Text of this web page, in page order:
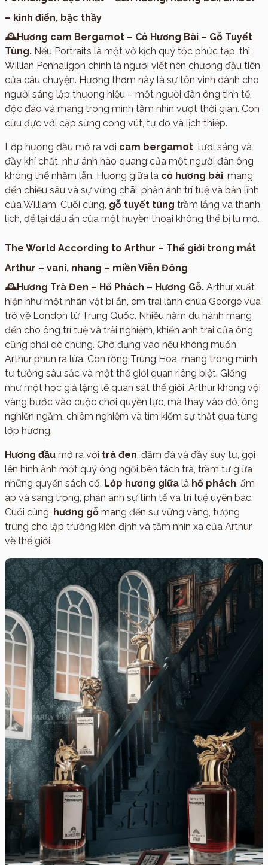
– kinh điển, bậc thầy
🕰️Hương cam Bergamot – Cỏ Hương Bài – Gỗ Tuyết
Tùng. Nếu Portraits là một vở kịch quý tộc phức tạp, thì
Willian Penhaligon chính là người viết nên chương đầu tiên
của câu chuyện. Hương thơm này là sự tôn vinh dành cho
người sáng lập thương hiệu – một người đàn ông tinh tế,
độc đáo và mang trong mình tầm nhìn vượt thời gian. Con
cừu đực với cặp sừng cong vút, tự do và lịch thiệp.
Lớp hương đầu mở ra với cam bergamot, tươi sáng và
đầy khí chất, như ánh hào quang của một người đàn ông
không thể nhầm lẫn. Hương giữa là cỏ hương bài, mang
đến chiều sâu và sự vững chãi, phản ánh trí tuệ và bản lĩnh
của William. Cuối cùng, gỗ tuyết tùng trầm lắng và thanh
lịch, để lại dấu ấn của một huyền thoại không thể bị lu mờ.
The World According to Arthur – Thế giới trong mắt
Arthur – vani, nhang – miền Viễn Đông
🕰️Hương Trà Đen – Hổ Phách – Hương Gỗ. Arthur xuất
hiện như một nhân vật bí ẩn, em trai lãnh chúa George vừa
trở về London từ Trung Quốc. Nhiều năm du hành mang
đến cho ông trí tuệ và trải nghiệm, khiến anh trai của ông
cũng phải dè chừng. Chớ đụng vào nếu không muốn
Arthur phun ra lửa. Con rồng Trung Hoa, mang trong mình
tư tưởng sâu sắc và một thế giới quan riêng biệt. Giống
như một học giả lặng lẽ quan sát thế giới, Arthur không vội
vàng bước vào cuộc chơi quyền lực, mà thay vào đó, ông
nghiền ngẫm, chiêm nghiệm và tìm kiếm sự thật qua từng
lớp hương.
Hương đầu mở ra với trà đen, đậm đà và đầy suy tư, gợi
lên hình ảnh một quý ông ngồi bên tách trà, trầm tư giữa
những quyển sách cổ. Lớp hương giữa là hổ phách, ấm
áp và sang trọng, phản ánh sự tinh tế và trí tuệ uyên bác.
Cuối cùng, hương gỗ mang đến sự vững vàng, tượng
trưng cho lập trường kiên định và tầm nhìn xa của Arthur
về thế giới.